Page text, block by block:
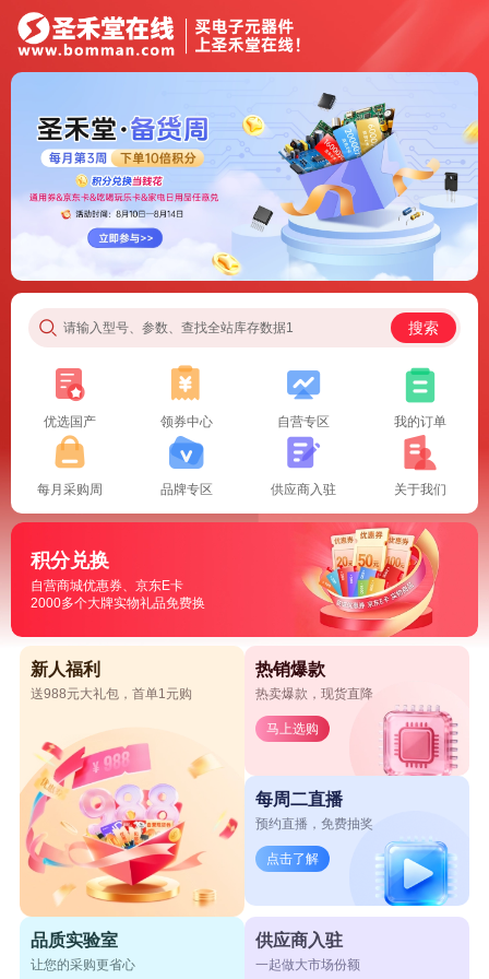
请输入型号、参数、查找全站库存数据1 搜索
优选国产 领券中心 自营专区 我的订单
每月采购周 品牌专区 供应商入驻 关于我们
积分兑换
自营商城优惠券、京东E卡
2000多个大牌实物礼品免费换
新人福利
送988元大礼包，首单1元购
热销爆款
热卖爆款，现货直降
马上选购
每周二直播
预约直播，免费抽奖
点击了解
品质实验室
让您的采购更省心
供应商入驻
一起做大市场份额